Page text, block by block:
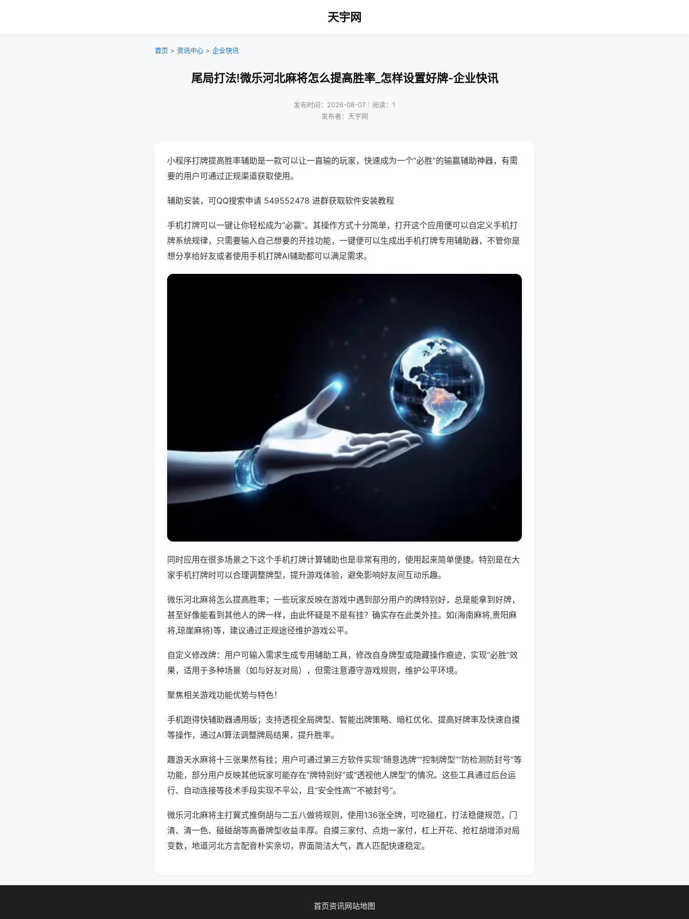
天宇网
首页 > 资讯中心 > 企业快讯
尾局打法!微乐河北麻将怎么提高胜率_怎样设置好牌-企业快讯
发布时间：2026-08-07｜阅读：1
发布者：天宇网
小程序打牌提高胜率辅助是一款可以让一直输的玩家，快速成为一个“必胜”的输赢辅助神器，有需
要的用户可通过正规渠道获取使用。
辅助安装，可QQ搜索申请 549552478 进群获取软件安装教程
手机打牌可以一键让你轻松成为“必赢”。其操作方式十分简单，打开这个应用便可以自定义手机打
牌系统规律，只需要输入自己想要的开挂功能，一键便可以生成出手机打牌专用辅助器，不管你是
想分享给好友或者使用手机打牌AI辅助都可以满足需求。
同时应用在很多场景之下这个手机打牌计算辅助也是非常有用的，使用起来简单便捷。特别是在大
家手机打牌时可以合理调整牌型，提升游戏体验，避免影响好友间互动乐趣。
微乐河北麻将怎么提高胜率；一些玩家反映在游戏中遇到部分用户的牌特别好，总是能拿到好牌，
甚至好像能看到其他人的牌一样，由此怀疑是不是有挂？确实存在此类外挂。如(海南麻将,贵阳麻
将,琼崖麻将)等，建议通过正规途径维护游戏公平。
自定义修改牌：用户可输入需求生成专用辅助工具，修改自身牌型或隐藏操作痕迹，实现“必胜”效
果，适用于多种场景（如与好友对局），但需注意遵守游戏规则，维护公平环境。
聚焦相关游戏功能优势与特色！
手机跑得快辅助器通用版；支持透视全局牌型、智能出牌策略、暗杠优化、提高好牌率及快速自摸
等操作，通过AI算法调整牌局结果，提升胜率。
趣游天水麻将十三张果然有挂；用户可通过第三方软件实现“随意选牌”“控制牌型”“防检测防封号”等
功能，部分用户反映其他玩家可能存在“牌特别好”或“透视他人牌型”的情况。这些工具通过后台运
行、自动连接等技术手段实现不平公，且“安全性高”“不被封号”。
微乐河北麻将主打冀式推倒胡与二五八做将规则，使用136张全牌，可吃碰杠，打法稳健规范，门
清、清一色、碰碰胡等高番牌型收益丰厚。自摸三家付、点炮一家付，杠上开花、抢杠胡增添对局
变数，地道河北方言配音朴实亲切，界面简洁大气，真人匹配快速稳定。
首页资讯网站地图